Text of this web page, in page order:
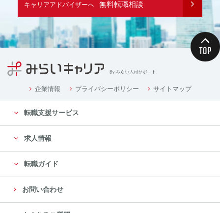
キャリアアドバイザーへ 無料転職相談
企業情報 プライバシーポリシー サイトマップ
転職支援サービス
求人情報
転職ガイド
お問い合わせ